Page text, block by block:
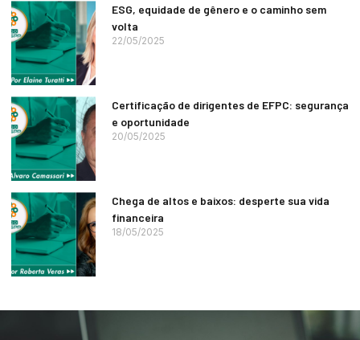
ESG, equidade de gênero e o caminho sem
volta
22/05/2025
Certificação de dirigentes de EFPC: segurança
e oportunidade
20/05/2025
Chega de altos e baixos: desperte sua vida
financeira
18/05/2025